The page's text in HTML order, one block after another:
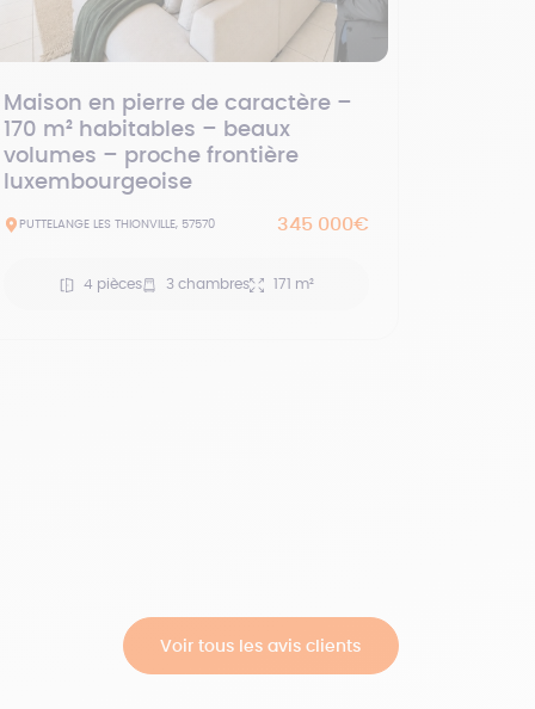
Maison en pierre de caractère –
170 m² habitables – beaux
volumes – proche frontière
luxembourgeoise
PUTTELANGE LES THIONVILLE, 57570 345 000€
4 pièces 3 chambres 171 m²
Voir tous les avis clients